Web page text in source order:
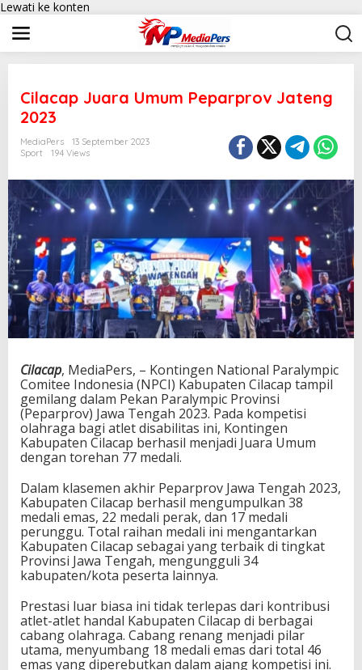
Lewati ke konten
Cilacap Juara Umum Peparprov Jateng
2023
MediaPers
13 September 2023
Sport
194 Views
Cilacap, MediaPers, – Kontingen National Paralympic
Comitee Indonesia (NPCI) Kabupaten Cilacap tampil
gemilang dalam Pekan Paralympic Provinsi
(Peparprov) Jawa Tengah 2023. Pada kompetisi
olahraga bagi atlet disabilitas ini, Kontingen
Kabupaten Cilacap berhasil menjadi Juara Umum
dengan torehan 77 medali.
Dalam klasemen akhir Peparprov Jawa Tengah 2023,
Kabupaten Cilacap berhasil mengumpulkan 38
medali emas, 22 medali perak, dan 17 medali
perunggu. Total raihan medali ini mengantarkan
Kabupaten Cilacap sebagai yang terbaik di tingkat
Provinsi Jawa Tengah, mengungguli 34
kabupaten/kota peserta lainnya.
Prestasi luar biasa ini tidak terlepas dari kontribusi
atlet-atlet handal Kabupaten Cilacap di berbagai
cabang olahraga. Cabang renang menjadi pilar
utama, menyumbang 18 medali emas dari total 46
emas yang diperebutkan dalam ajang kompetisi ini.